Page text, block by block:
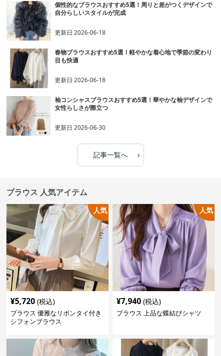
個性的なブラウスおすすめ5選！周りと差がつくデザインで
自分らしいスタイルが完成
更新日2026-06-18
春物ブラウスおすすめ5選！軽やかな着心地で季節の変わり
目も快適
更新日2026-06-18
袖コンシャスブラウスおすすめ5選！華やかな袖デザインで
女性らしさが際立つ
更新日2026-06-30
記事一覧へ ›
ブラウス 人気アイテム
人気
¥5,720 (税込)
ブラウス 優雅なリボンタイ付き
シフォンブラウス
人気
¥7,940 (税込)
ブラウス 上品な蝶結びシャツ